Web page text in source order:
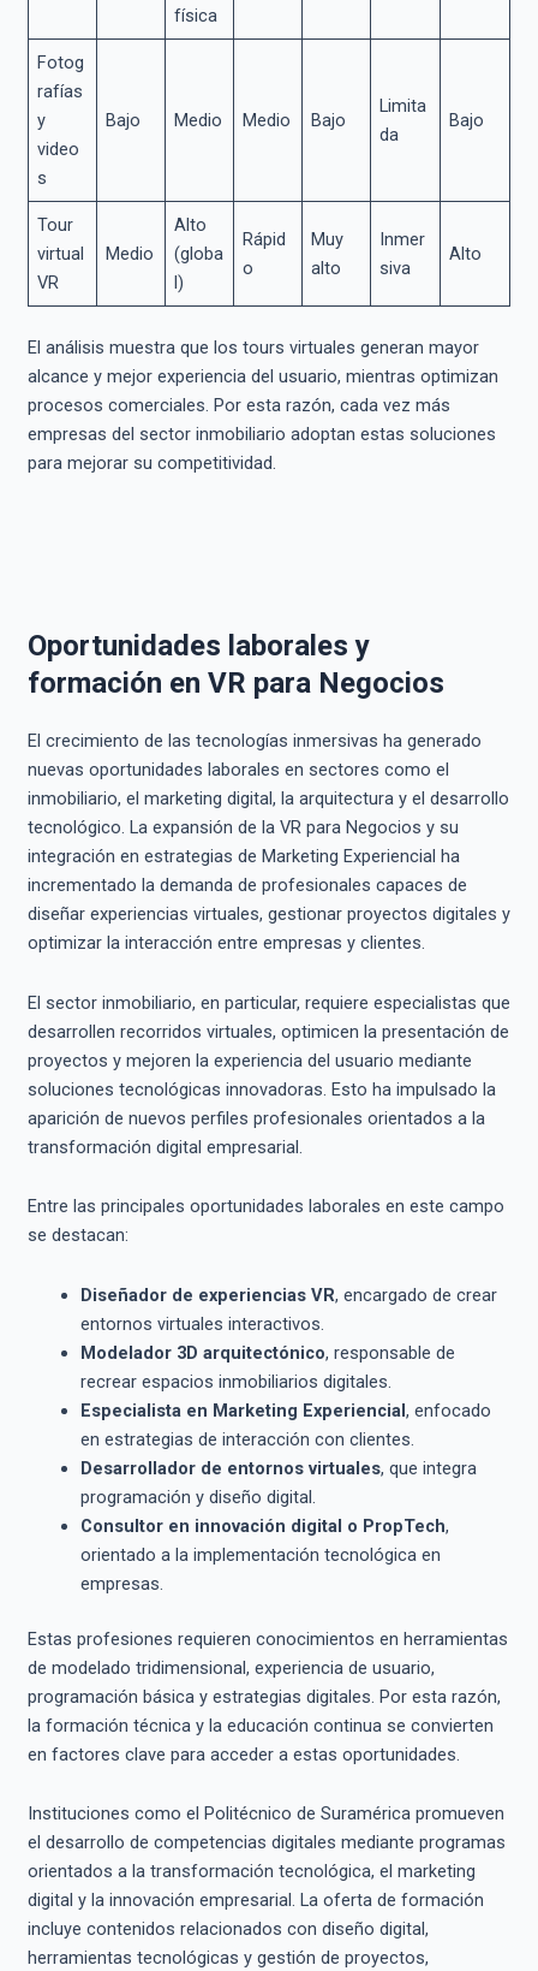
física
Fotog
rafías
y
video
s
Bajo Medio Medio Bajo
Limita
da
Bajo
Tour
virtual
VR
Medio
Alto
(globa
l)
Rápid
o
Muy
alto
Inmer
siva
Alto
El análisis muestra que los tours virtuales generan mayor
alcance y mejor experiencia del usuario, mientras optimizan
procesos comerciales. Por esta razón, cada vez más
empresas del sector inmobiliario adoptan estas soluciones
para mejorar su competitividad.
Oportunidades laborales y
formación en VR para Negocios
El crecimiento de las tecnologías inmersivas ha generado
nuevas oportunidades laborales en sectores como el
inmobiliario, el marketing digital, la arquitectura y el desarrollo
tecnológico. La expansión de la VR para Negocios y su
integración en estrategias de Marketing Experiencial ha
incrementado la demanda de profesionales capaces de
diseñar experiencias virtuales, gestionar proyectos digitales y
optimizar la interacción entre empresas y clientes.
El sector inmobiliario, en particular, requiere especialistas que
desarrollen recorridos virtuales, optimicen la presentación de
proyectos y mejoren la experiencia del usuario mediante
soluciones tecnológicas innovadoras. Esto ha impulsado la
aparición de nuevos perfiles profesionales orientados a la
transformación digital empresarial.
Entre las principales oportunidades laborales en este campo
se destacan:
Diseñador de experiencias VR, encargado de crear
entornos virtuales interactivos.
Modelador 3D arquitectónico, responsable de
recrear espacios inmobiliarios digitales.
Especialista en Marketing Experiencial, enfocado
en estrategias de interacción con clientes.
Desarrollador de entornos virtuales, que integra
programación y diseño digital.
Consultor en innovación digital o PropTech,
orientado a la implementación tecnológica en
empresas.
Estas profesiones requieren conocimientos en herramientas
de modelado tridimensional, experiencia de usuario,
programación básica y estrategias digitales. Por esta razón,
la formación técnica y la educación continua se convierten
en factores clave para acceder a estas oportunidades.
Instituciones como el Politécnico de Suramérica promueven
el desarrollo de competencias digitales mediante programas
orientados a la transformación tecnológica, el marketing
digital y la innovación empresarial. La oferta de formación
incluye contenidos relacionados con diseño digital,
herramientas tecnológicas y gestión de proyectos,